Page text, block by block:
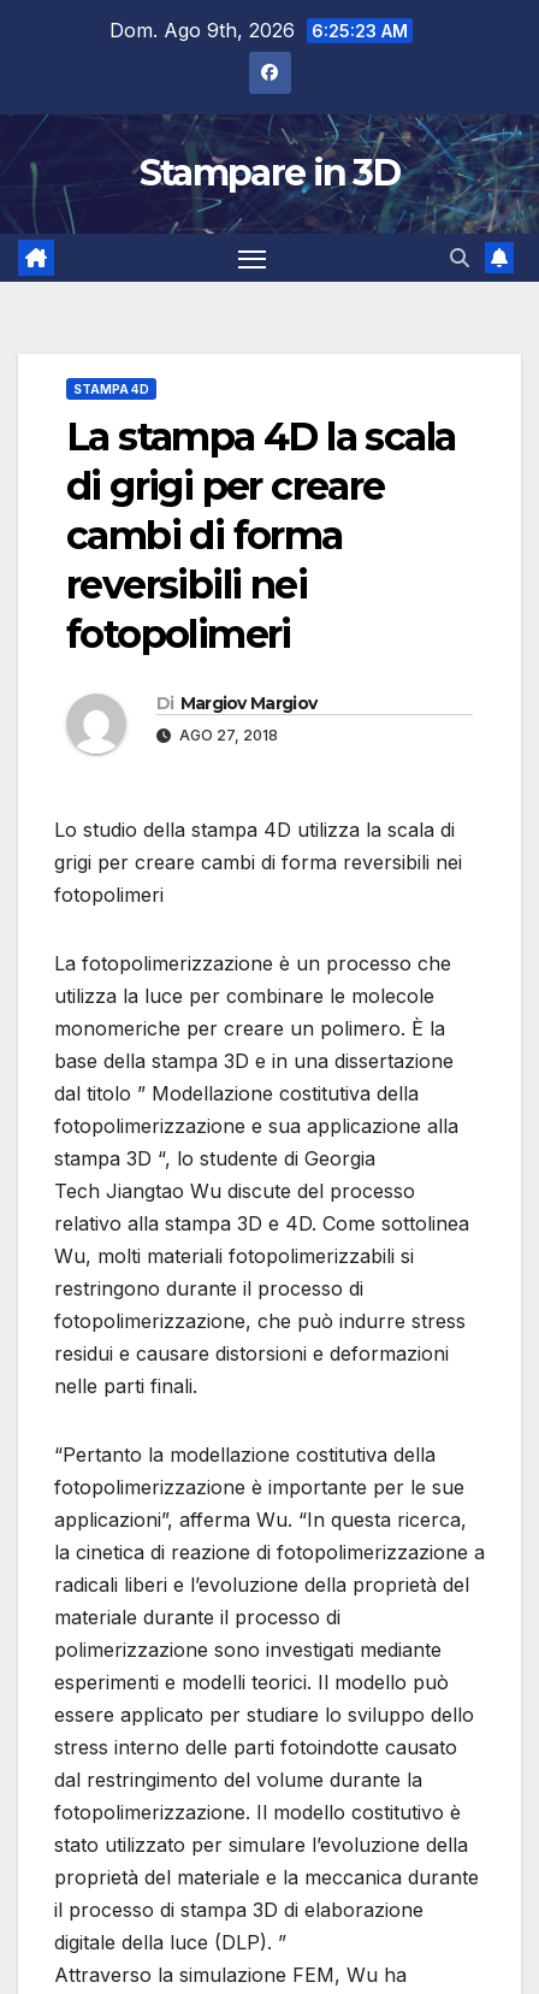
Dom. Ago 9th, 2026 6:25:24 AM
Stampare in 3D
STAMPA 4D
La stampa 4D la scala
di grigi per creare
cambi di forma
reversibili nei
fotopolimeri
Di Margiov Margiov
AGO 27, 2018
Lo studio della stampa 4D utilizza la scala di
grigi per creare cambi di forma reversibili nei
fotopolimeri
La fotopolimerizzazione è un processo che
utilizza la luce per combinare le molecole
monomeriche per creare un polimero. È la
base della stampa 3D e in una dissertazione
dal titolo ” Modellazione costitutiva della
fotopolimerizzazione e sua applicazione alla
stampa 3D “, lo studente di Georgia
Tech Jiangtao Wu discute del processo
relativo alla stampa 3D e 4D. Come sottolinea
Wu, molti materiali fotopolimerizzabili si
restringono durante il processo di
fotopolimerizzazione, che può indurre stress
residui e causare distorsioni e deformazioni
nelle parti finali.
“Pertanto la modellazione costitutiva della
fotopolimerizzazione è importante per le sue
applicazioni”, afferma Wu. “In questa ricerca,
la cinetica di reazione di fotopolimerizzazione a
radicali liberi e l’evoluzione della proprietà del
materiale durante il processo di
polimerizzazione sono investigati mediante
esperimenti e modelli teorici. Il modello può
essere applicato per studiare lo sviluppo dello
stress interno delle parti fotoindotte causato
dal restringimento del volume durante la
fotopolimerizzazione. Il modello costitutivo è
stato utilizzato per simulare l’evoluzione della
proprietà del materiale e la meccanica durante
il processo di stampa 3D di elaborazione
digitale della luce (DLP). ”
Attraverso la simulazione FEM, Wu ha